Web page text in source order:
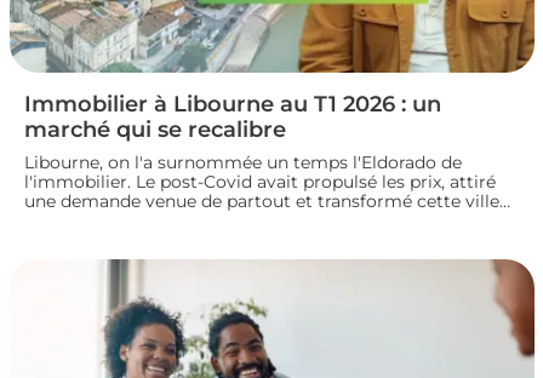
Immobilier à Libourne au T1 2026 : un
marché qui se recalibre
Libourne, on l'a surnommée un temps l'Eldorado de
l'immobilier. Le post-Covid avait propulsé les prix, attiré
une demande venue de partout et transformé cette ville